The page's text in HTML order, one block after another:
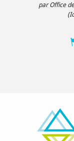
par Office